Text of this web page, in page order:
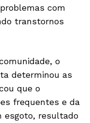
com
transtornos
o
determinou as
que o
frequentes e da
esgoto, resultado